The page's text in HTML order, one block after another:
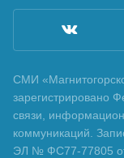
СМИ
зарегистрировано
связи,
коммуникаций.
ЭЛ № ФС77-77805 от